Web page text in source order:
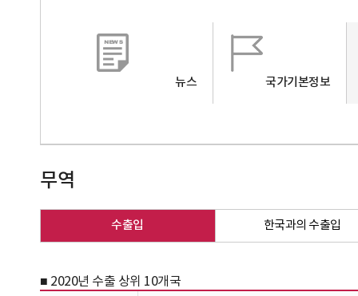
뉴스 국가기본정보
무역
수출입 한국과의 수출입
■ 2020년 수출 상위 10개국